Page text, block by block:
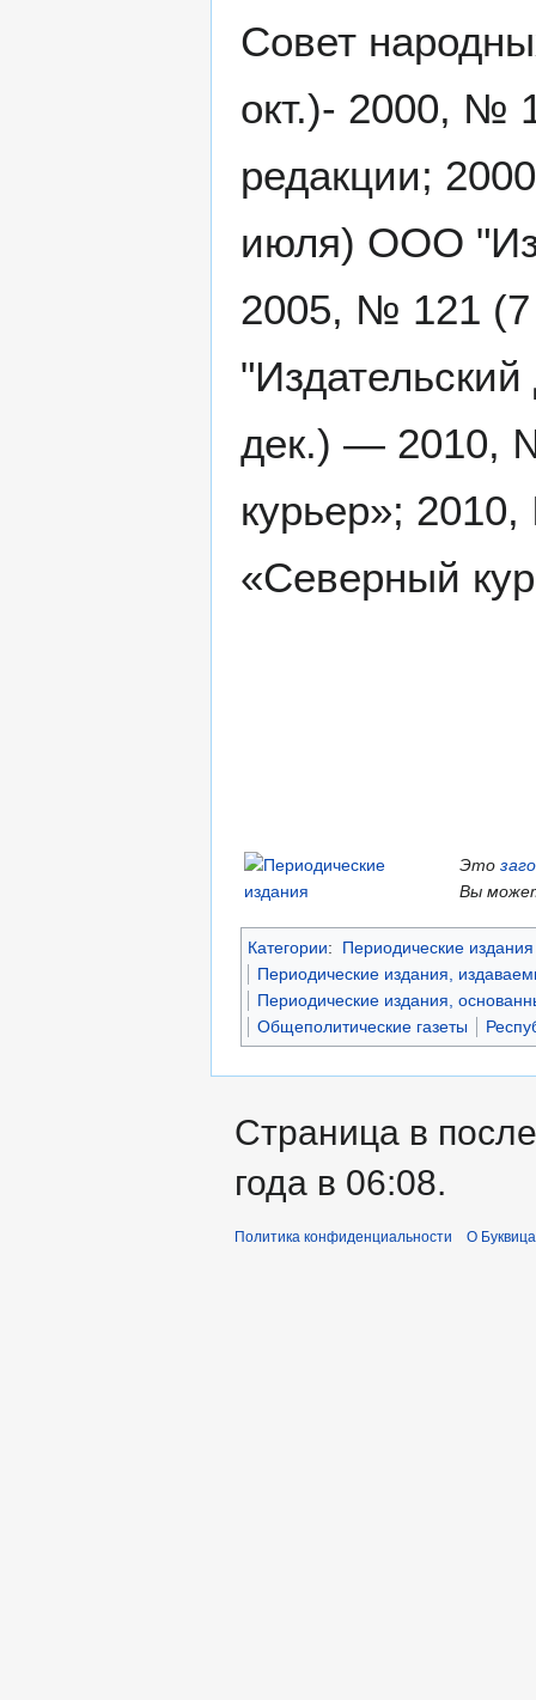
Совет
окт.)- 2000, №
редакции;
июля) ООО
2005, № 121
дек.) — 2010,
курьер»;
«Северный
Это
Вы
Категории:
Периодические
Периодические издания,
Периодические издания,
Общеполитические газеты
Страница в
года в 06:08.
Политика конфиденциальности О Буквица